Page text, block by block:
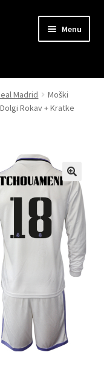
Menu
Madrid
Moški
Rokav + Kratke